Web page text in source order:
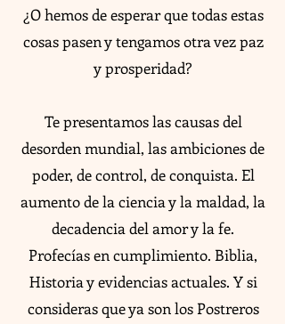
¿O hemos de esperar que todas estas
cosas pasen y tengamos otra vez paz
y prosperidad?
Te presentamos las causas del
desorden mundial, las ambiciones de
poder, de control, de conquista. El
aumento de la ciencia y la maldad, la
decadencia del amor y la fe.
Profecías en cumplimiento. Biblia,
Historia y evidencias actuales. Y si
consideras que ya son los Postreros